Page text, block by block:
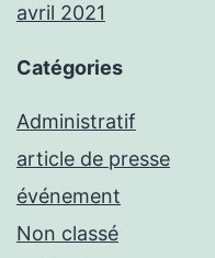
avril 2021
Catégories
Administratif
article de presse
événement
Non classé